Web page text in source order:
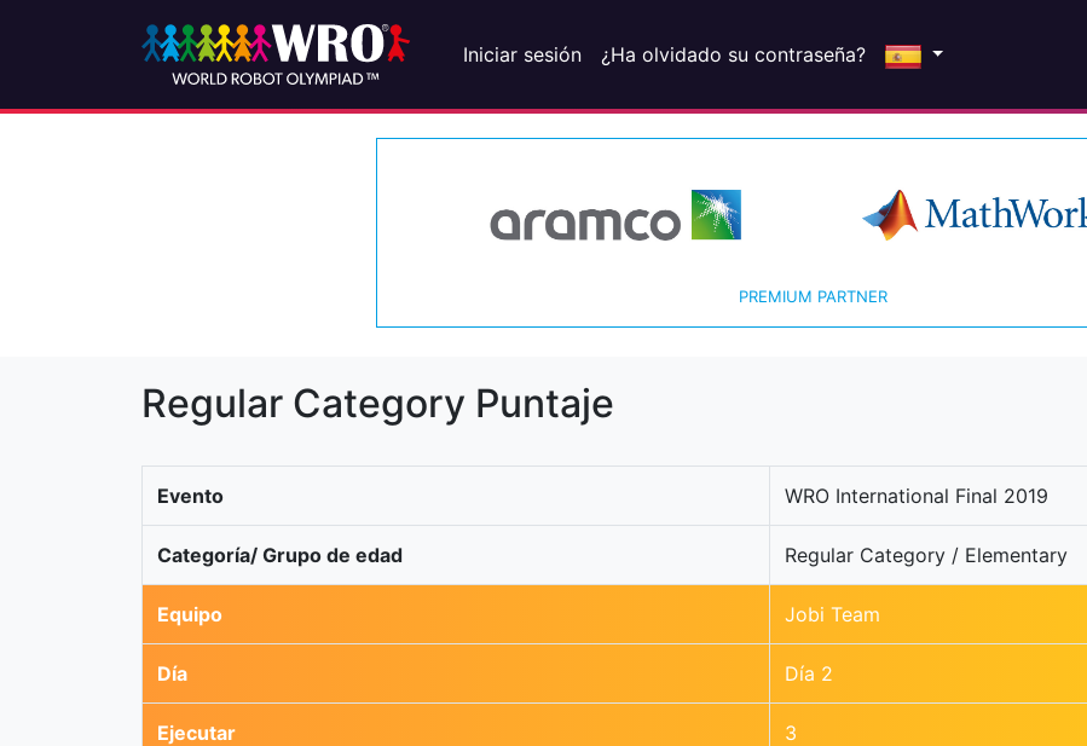
Iniciar sesión ¿Ha olvidado su contraseña?
PREMIUM PARTNER
Regular Category Puntaje
Evento WRO International Final 2019
Categoría/ Grupo de edad Regular Category / Elementary
Equipo Jobi Team
Día Día 2
Ejecutar 3